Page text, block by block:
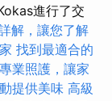
進行了交
解，讓您了解
找到最適合的
業照護，讓家
提供美味 高級